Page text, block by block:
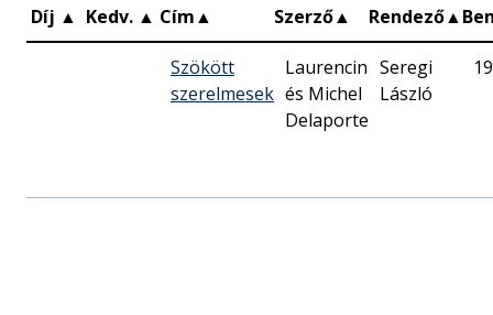
Díj ▲ Kedv. ▲ Cím▲ Szerző▲ Rendező▲
Szökött
szerelmesek
Laurencin
és Michel
Delaporte
Seregi
László